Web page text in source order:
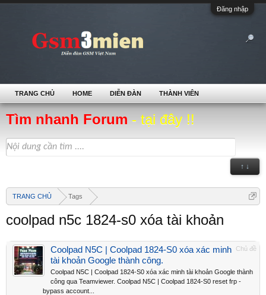
Đăng nhập
Tìm nhanh Forum - tại đây !!
↑ ↓
TRANG CHỦ Tags
coolpad n5c 1824-s0 xóa tài khoản
Chủ đề
Coolpad N5C | Coolpad 1824-S0 xóa xác minh
tài khoản Google thành công.
Coolpad N5C | Coolpad 1824-S0 xóa xác minh tài khoản Google thành
công qua Teamviewer. Coolpad N5C | Coolpad 1824-S0 reset frp -
bypass account...
TRANG CHỦ HOME DIỄN ĐÀN THÀNH VIÊN